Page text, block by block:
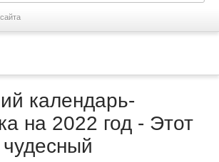
календарь-
на 2022 год - Этот
чудесный